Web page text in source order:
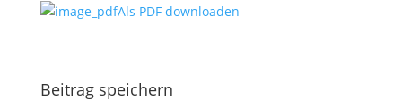
Als PDF downloaden
Beitrag speichern